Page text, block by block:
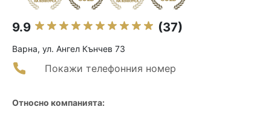
9.9 (37)
Варна, ул. Ангел Кънчев 73
Покажи телефонния номер
Относно компанията: